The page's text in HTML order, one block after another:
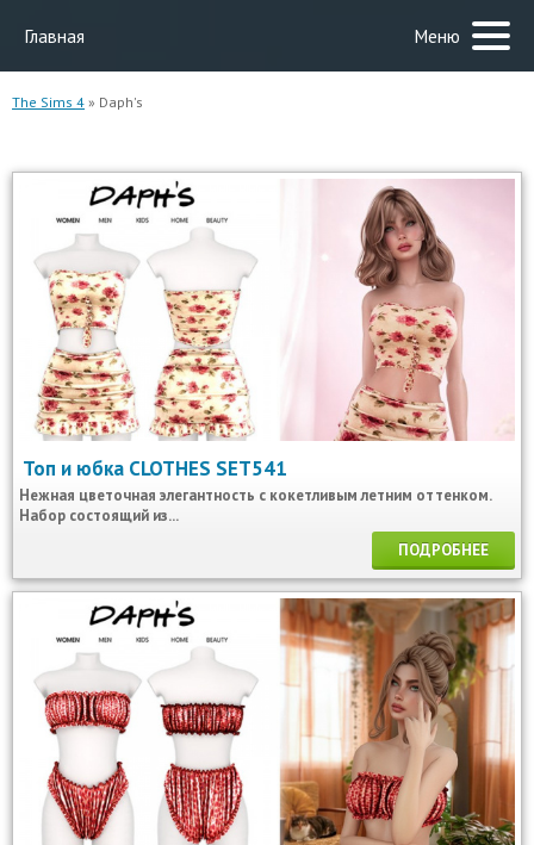
Главная Меню
The Sims 4 » Daph's
Топ и юбка CLOTHES SET541
Нежная цветочная элегантность с кокетливым летним оттенком.
Набор состоящий из...
ПОДРОБНЕЕ